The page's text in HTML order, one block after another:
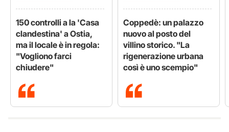
150 controlli a la 'Casa
clandestina' a Ostia,
ma il locale è in regola:
"Vogliono farci
chiudere"
Coppedè: un palazzo
nuovo al posto del
villino storico. "La
rigenerazione urbana
così è uno scempio"